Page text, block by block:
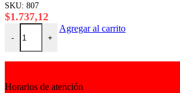
SKU: 807
$1.737,12
-
POSTRE DE FRUTILLA x 1 kg cantidad
+
Agregar al carrito
Horarios de atención